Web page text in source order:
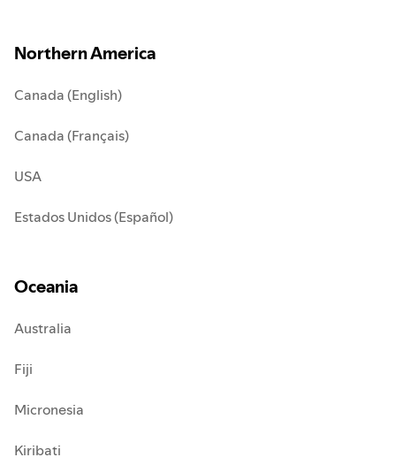
Northern America
Canada (English)
Canada (Français)
USA
Estados Unidos (Español)
Oceania
Australia
Fiji
Micronesia
Kiribati